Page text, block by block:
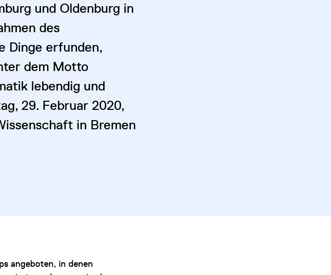
und Oldenburg in
des
Dinge erfunden,
dem Motto
lebendig und
29. Februar 2020,
in Bremen
angeboten, in denen